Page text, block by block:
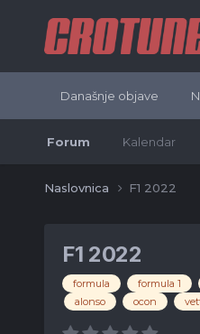
Današnje objave
Forum Kalendar
Naslovnica F1 2022
F1 2022
formula formula 1
alonso
ocon